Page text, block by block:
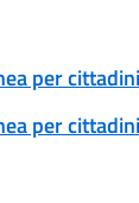
per
per